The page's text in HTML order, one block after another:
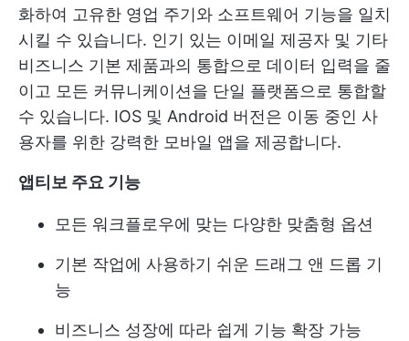
화하여 고유한 영업 주기와 소프트웨어 기능을 일치
시킬 수 있습니다. 인기 있는 이메일 제공자 및 기타
비즈니스 기본 제품과의 통합으로 데이터 입력을 줄
이고 모든 커뮤니케이션을 단일 플랫폼으로 통합할
수 있습니다. IOS 및 Android 버전은 이동 중인 사
용자를 위한 강력한 모바일 앱을 제공합니다.
앱티보 주요 기능
모든 워크플로우에 맞는 다양한 맞춤형 옵션
기본 작업에 사용하기 쉬운 드래그 앤 드롭 기
능
비즈니스 성장에 따라 쉽게 기능 확장 가능